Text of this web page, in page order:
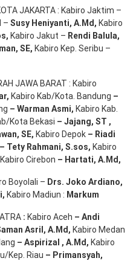
JAKARTA : Kabiro Jaktim –
– Susy Heniyanti, A.Md , Kabiro
, Kabiro Jakut – Rendi Balula,
SE, Kabiro Kep. Seribu –
JAWA BARAT : Kabiro
, Kabiro Kab/Kota. Bandung –
– Warman Asmi, Kabiro Kab.
Kota Bekasi – Jajang, ST ,
, SE, Kabiro Depok – Riadi
– Tety Rahmani, S.sos, Kabiro
Kabiro Cirebon – Hartati, A.Md ,
Boyolali – Drs. Joko Ardiano,
, Kabiro Madiun : Markum
: Kabiro Aceh – Andi
Asril , A.Md , Kabiro Medan
– Aspirizal , A.Md , Kabiro
Kep. Riau – Primansyah,